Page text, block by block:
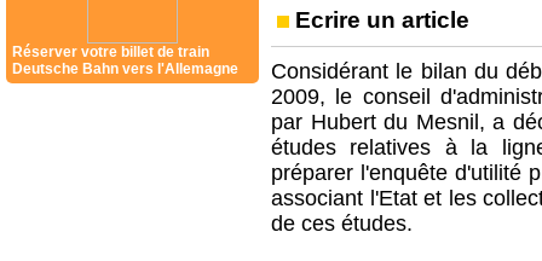
Réserver votre billet de train
Deutsche Bahn vers l'Allemagne
Ecrire un article
Considérant le bilan du
2009, le conseil
par Hubert du Mesnil, a
études relatives à la
préparer l'enquête d'utilité
associant l'Etat et les
de ces études.